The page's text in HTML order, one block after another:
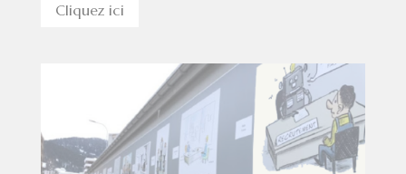
Cliquez ici